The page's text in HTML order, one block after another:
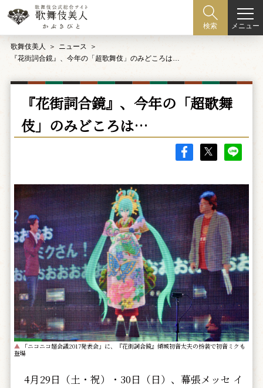
検索 メニュー
歌舞伎美人
ニュース
『花街詞合鏡』、今年の「超歌舞伎」のみどころは…
『花街詞合鏡』、今年の「超歌舞
伎」のみどころは…
▲ 「ニコニコ超会議2017発表会」に、『花街詞合鏡』傾城初音太夫の扮装で初音ミクも
登場
4月29日（土・祝）・30日（日）、幕張メッセ イ